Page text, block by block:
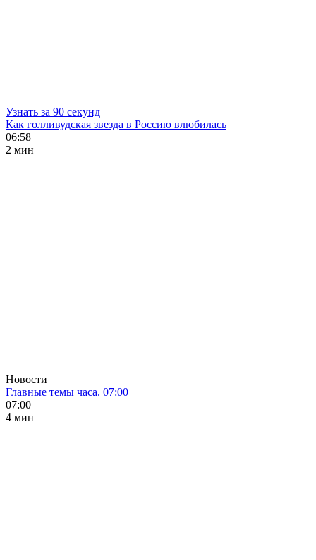
Узнать за 90 секунд
Как голливудская звезда в Россию влюбилась
06:58
2 мин
Новости
Главные темы часа. 07:00
07:00
4 мин